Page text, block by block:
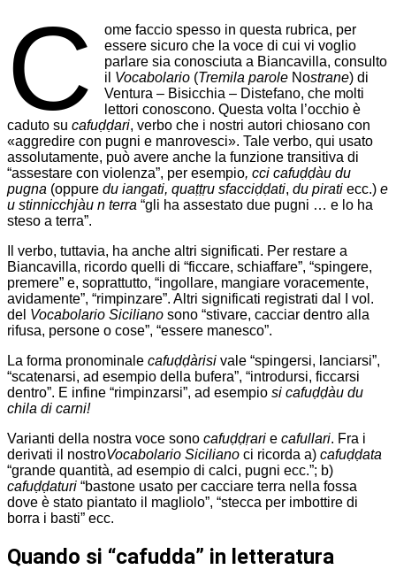
C
ome faccio spesso in questa rubrica, per
essere sicuro che la voce di cui vi voglio
parlare sia conosciuta a Biancavilla, consulto
il Vocabolario (Tremila parole Nostrane) di
Ventura – Bisicchia – Distefano, che molti
lettori conoscono. Questa volta l’occhio è
caduto su cafuḍḍari, verbo che i nostri autori chiosano con
«aggredire con pugni e manrovesci». Tale verbo, qui usato
assolutamente, può avere anche la funzione transitiva di
“assestare con violenza”, per esempio, cci cafuḍḍàu du
pugna (oppure du iangati, quaṭṭṛu sfacciḍḍati, du pirati ecc.) e
u stinnicchjàu n terra “gli ha assestato due pugni … e lo ha
steso a terra”.
Il verbo, tuttavia, ha anche altri significati. Per restare a
Biancavilla, ricordo quelli di “ficcare, schiaffare”, “spingere,
premere” e, soprattutto, “ingollare, mangiare voracemente,
avidamente”, “rimpinzare”. Altri significati registrati dal I vol.
del Vocabolario Siciliano sono “stivare, cacciar dentro alla
rifusa, persone o cose”, “essere manesco”.
La forma pronominale cafuḍḍàrisi vale “spingersi, lanciarsi”,
“scatenarsi, ad esempio della bufera”, “introdursi, ficcarsi
dentro”. E infine “rimpinzarsi”, ad esempio si cafuḍḍàu du
chila di carni!
Varianti della nostra voce sono cafuḍḍṛari e cafullari. Fra i
derivati il nostroVocabolario Siciliano ci ricorda a) cafuḍḍata
“grande quantità, ad esempio di calci, pugni ecc.”; b)
cafuḍḍaturi “bastone usato per cacciare terra nella fossa
dove è stato piantato il magliolo”, “stecca per imbottire di
borra i basti” ecc.
Quando si “cafudda” in letteratura